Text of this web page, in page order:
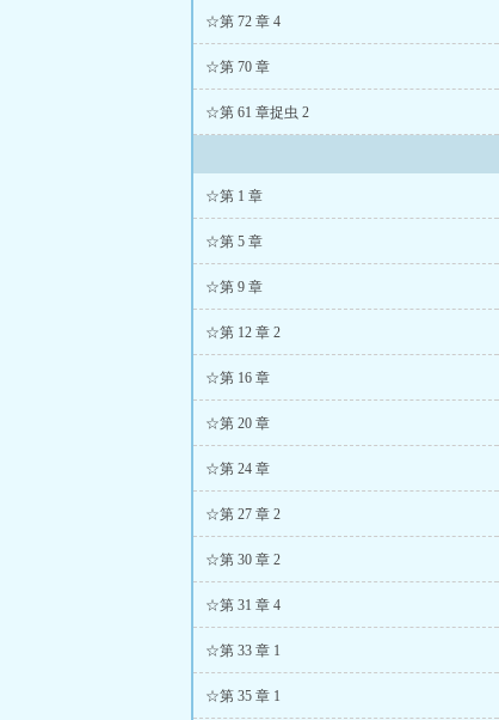
☆第 72 章 4
☆第 70 章
☆第 61 章捉虫 2
☆第 1 章
☆第 5 章
☆第 9 章
☆第 12 章 2
☆第 16 章
☆第 20 章
☆第 24 章
☆第 27 章 2
☆第 30 章 2
☆第 31 章 4
☆第 33 章 1
☆第 35 章 1